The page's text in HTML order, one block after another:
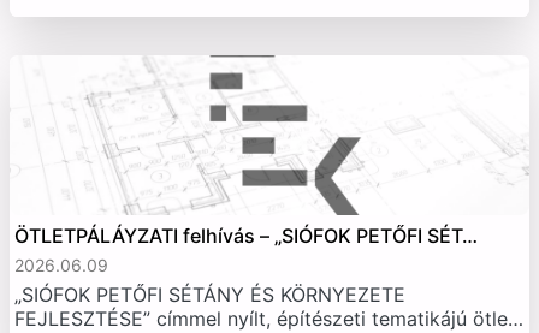
ÖTLETPÁLÁYZATI felhívás – „SIÓFOK PETŐFI SÉT…
2026.06.09
„SIÓFOK PETŐFI SÉTÁNY ÉS KÖRNYEZETE
FEJLESZTÉSE” címmel nyílt, építészeti tematikájú ötle…